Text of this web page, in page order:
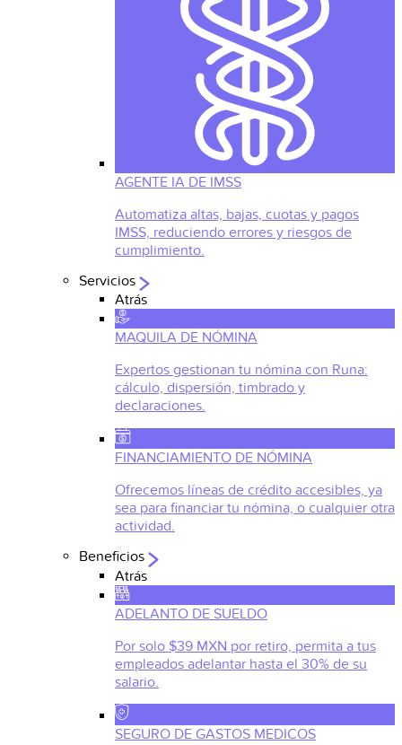
AGENTE IA DE IMSS
Automatiza altas, bajas, cuotas y pagos
IMSS, reduciendo errores y riesgos de
cumplimiento.
Servicios
Atrás
MAQUILA DE NÓMINA
Expertos gestionan tu nómina con Runa:
cálculo, dispersión, timbrado y
declaraciones.
FINANCIAMIENTO DE NÓMINA
Ofrecemos líneas de crédito accesibles, ya
sea para financiar tu nómina, o cualquier otra
actividad.
Beneficios
Atrás
ADELANTO DE SUELDO
Por solo $39 MXN por retiro, permita a tus
empleados adelantar hasta el 30% de su
salario.
SEGURO DE GASTOS MEDICOS